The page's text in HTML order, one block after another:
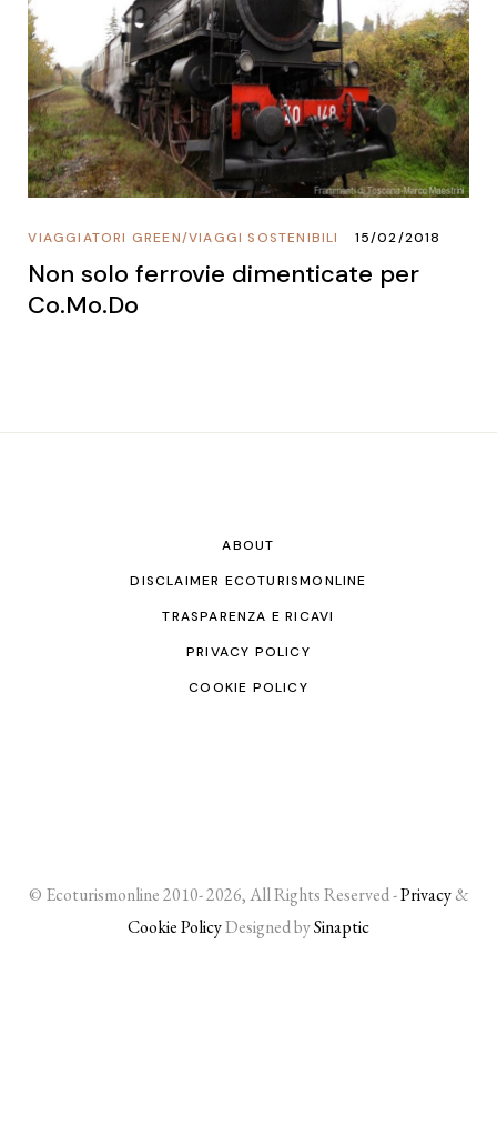
VIAGGI SOSTENIBILI
/
VIAGGIATORI GREEN 15/02/2018
Non solo ferrovie dimenticate per
Co.Mo.Do
ABOUT
DISCLAIMER ECOTURISMONLINE
TRASPARENZA E RICAVI
PRIVACY POLICY
COOKIE POLICY
© Ecoturismonline 2010- 2026, All Rights Reserved -Privacy&
Cookie PolicyDesigned bySinaptic